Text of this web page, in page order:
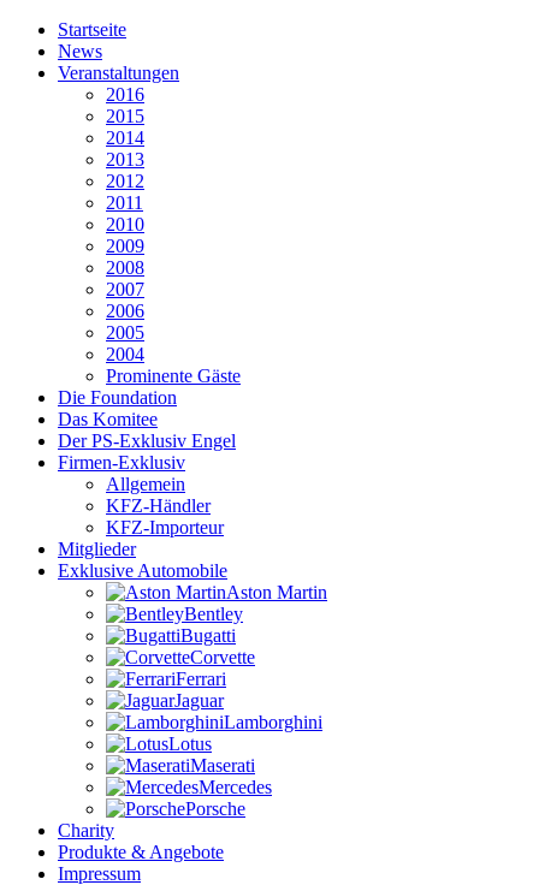
Startseite
News
Veranstaltungen
2016
2015
2014
2013
2012
2011
2010
2009
2008
2007
2006
2005
2004
Prominente Gäste
Die Foundation
Das Komitee
Der PS-Exklusiv Engel
Firmen-Exklusiv
Allgemein
KFZ-Händler
KFZ-Importeur
Mitglieder
Exklusive Automobile
Aston Martin
Bentley
Bugatti
Corvette
Ferrari
Jaguar
Lamborghini
Lotus
Maserati
Mercedes
Porsche
Charity
Produkte & Angebote
Impressum